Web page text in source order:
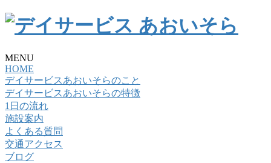
MENU
HOME
デイサービスあおいそらのこと
デイサービスあおいそらの特徴
1日の流れ
施設案内
よくある質問
交通アクセス
ブログ